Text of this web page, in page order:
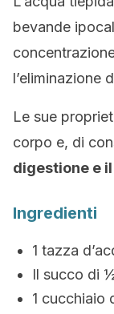
bevande
l’eliminazione
Le sue
corpo e, di
digestione e
Ingredienti
1 tazza
Il succo di
1 cucchiaio